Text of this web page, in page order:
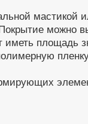
мастикой
можно
иметь площадь